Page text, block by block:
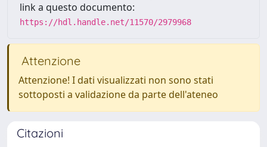
link a questo documento:
https://hdl.handle.net/11570/2979968
Attenzione
Attenzione! I dati visualizzati non sono stati
sottoposti a validazione da parte dell'ateneo
Citazioni